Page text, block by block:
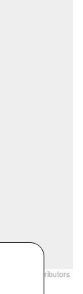
contributors